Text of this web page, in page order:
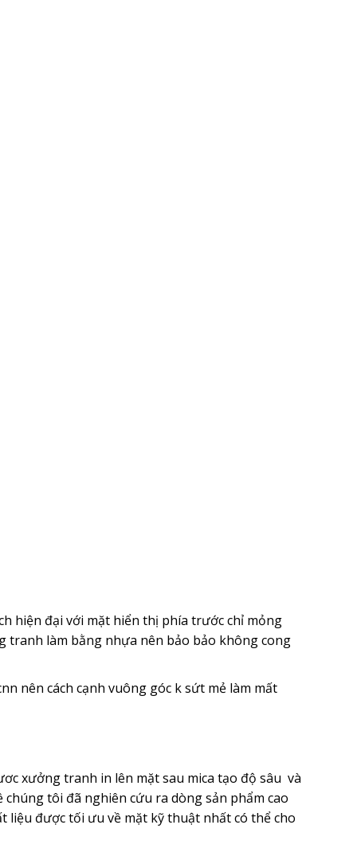
hiện đại với mặt hiển thị phía trước chỉ mỏng
tranh làm bằng nhựa nên bảo bảo không cong
nên cách cạnh vuông góc k sứt mẻ làm mất
xưởng tranh in lên mặt sau mica tạo độ sâu và
tôi đã nghiên cứu ra dòng sản phẩm cao
liệu được tối ưu về mặt kỹ thuật nhất có thể cho